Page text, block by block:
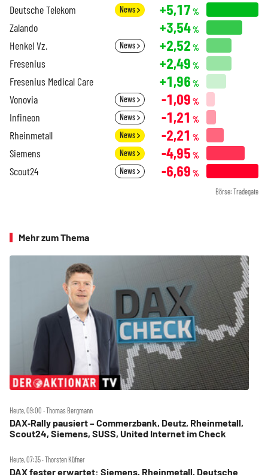
Deutsche Telekom News +5,17 %
Zalando +3,54%
Henkel Vz. News +2,52 %
Fresenius +2,49 %
Fresenius Medical Care +1,96 %
Vonovia News -1,09 %
Infineon News -1,21 %
Rheinmetall News -2,21 %
Siemens News -4,95 %
Scout24 News -6,69 %
Börse: Tradegate
Mehr zum Thema
Heute, 09:00 ‧ Thomas Bergmann
DAX‑Rally pausiert – Commerzbank, Deutz, Rheinmetall,
Scout24, Siemens, SUSS, United Internet im Check
Heute, 07:35 ‧ Thorsten Küfner
DAX fester erwartet: Siemens, Rheinmetall, Deutsche